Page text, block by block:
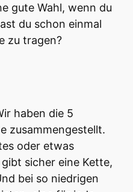
gute Wahl, wenn du
du schon einmal
zu tragen?
haben die 5
zusammengestellt.
oder etwas
sicher eine Kette,
bei so niedrigen